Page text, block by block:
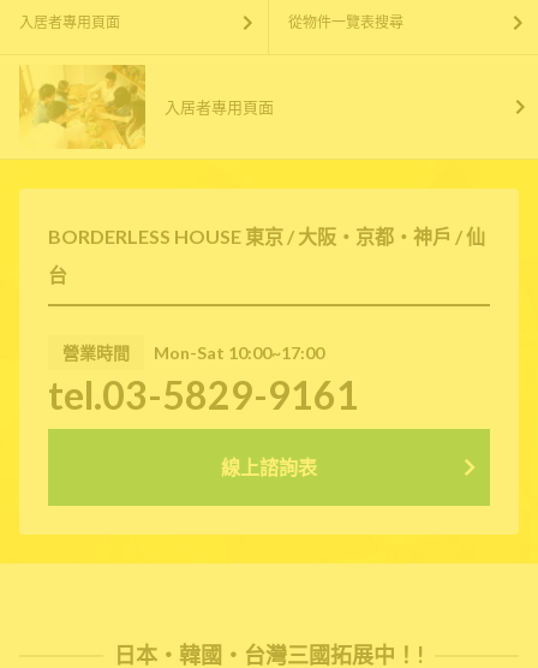
BORDERLESS HOUSE 東京 / 大阪・京都・神戶 / 仙
台
營業時間 Mon-Sat 10:00~17:00
tel.03-5829-9161
線上諮詢表
入居者專用頁面 從物件一覽表搜尋
入居者專用頁面
日本・韓國・台灣三國拓展中！!